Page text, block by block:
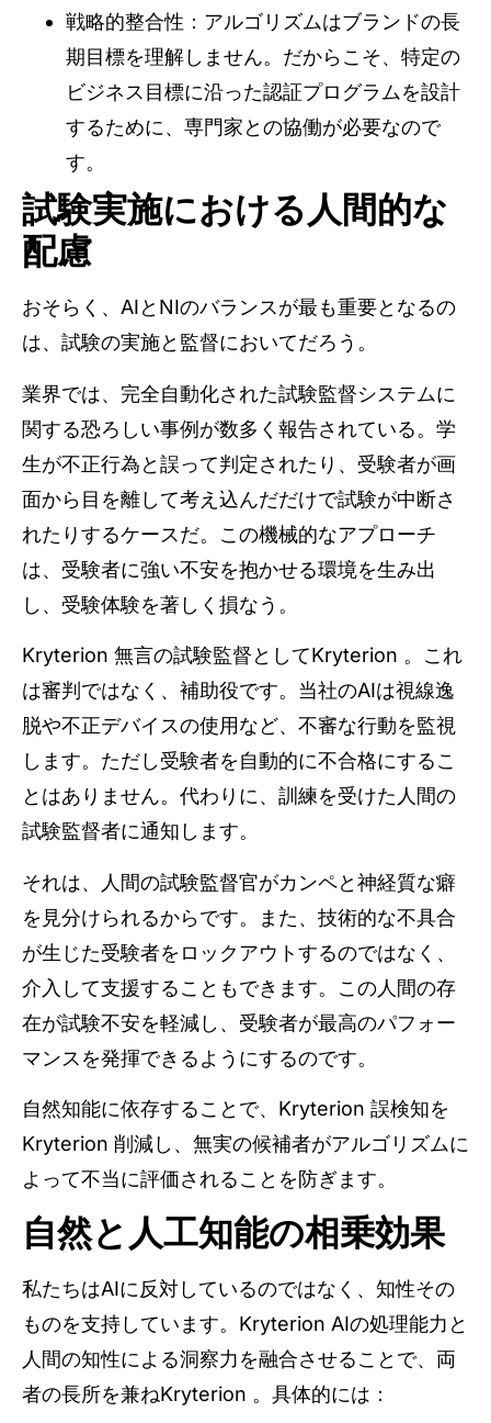
戦略的整合性：アルゴリズムはブランドの長
期目標を理解しません。だからこそ、特定の
ビジネス目標に沿った認証プログラムを設計
するために、専門家との協働が必要なので
す。
試験実施における人間的な
配慮
おそらく、AIとNIのバランスが最も重要となるの
は、試験の実施と監督においてだろう。
業界では、完全自動化された試験監督システムに
関する恐ろしい事例が数多く報告されている。学
生が不正行為と誤って判定されたり、受験者が画
面から目を離して考え込んだだけで試験が中断さ
れたりするケースだ。この機械的なアプローチ
は、受験者に強い不安を抱かせる環境を生み出
し、受験体験を著しく損なう。
Kryterion 無言の試験監督としてKryterion 。これ
は審判ではなく、補助役です。当社のAIは視線逸
脱や不正デバイスの使用など、不審な行動を監視
します。ただし受験者を自動的に不合格にするこ
とはありません。代わりに、訓練を受けた人間の
試験監督者に通知します。
それは、人間の試験監督官がカンペと神経質な癖
を見分けられるからです。また、技術的な不具合
が生じた受験者をロックアウトするのではなく、
介入して支援することもできます。この人間の存
在が試験不安を軽減し、受験者が最高のパフォー
マンスを発揮できるようにするのです。
自然知能に依存することで、Kryterion 誤検知を
Kryterion 削減し、無実の候補者がアルゴリズムに
よって不当に評価されることを防ぎます。
自然と人工知能の相乗効果
私たちはAIに反対しているのではなく、知性その
ものを支持しています。Kryterion AIの処理能力と
人間の知性による洞察力を融合させることで、両
者の長所を兼ねKryterion 。具体的には：